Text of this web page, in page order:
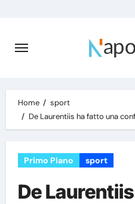
content
Home
sport
De Laurentiis ha fatto una
Primo Piano sport
De